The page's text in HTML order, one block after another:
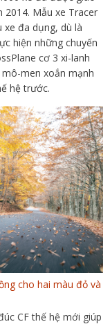
Mẫu xe Tracer
đa dụng, dù là
hiện những chuyến
cơ 3 xi-lanh
men xoắn mạnh
hệ trước.
cho hai màu đỏ và
CF thế hệ mới giúp